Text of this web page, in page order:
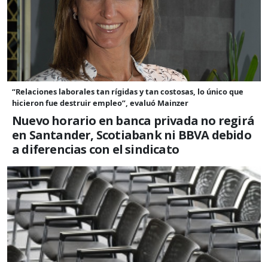
“Relaciones laborales tan rígidas y tan costosas, lo único que
hicieron fue destruir empleo”, evaluó Mainzer
Nuevo horario en banca privada no regirá
en Santander, Scotiabank ni BBVA debido
a diferencias con el sindicato